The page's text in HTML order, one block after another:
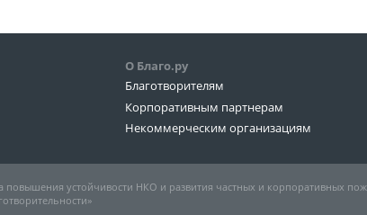
О Благо.ру
Благотворителям
Корпоративным партнерам
Некоммерческим организациям
повышения устойчивости НКО и развития частных и корпоративных